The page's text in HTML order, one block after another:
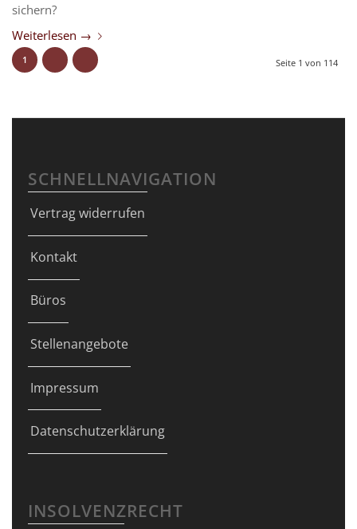
sichern?
Weiterlesen →
Seite 1 von 114
1
SCHNELLNAVIGATION
Vertrag widerrufen
Kontakt
Büros
Stellenangebote
Impressum
Datenschutzerklärung
INSOLVENZRECHT